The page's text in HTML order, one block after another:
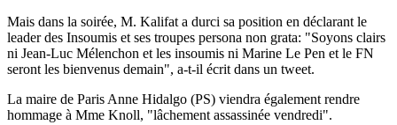
Mais dans la soirée, M. Kalifat a durci sa position en déclarant le
leader des Insoumis et ses troupes persona non grata: "Soyons clairs
ni Jean-Luc Mélenchon et les insoumis ni Marine Le Pen et le FN
seront les bienvenus demain", a-t-il écrit dans un tweet.
La maire de Paris Anne Hidalgo (PS) viendra également rendre
hommage à Mme Knoll, "lâchement assassinée vendredi".